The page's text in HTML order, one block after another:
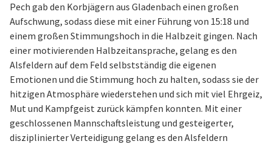
Pech gab den Korbjägern aus Gladenbach einen großen
Aufschwung, sodass diese mit einer Führung von 15:18 und
einem großen Stimmungshoch in die Halbzeit gingen. Nach
einer motivierenden Halbzeitansprache, gelang es den
Alsfeldern auf dem Feld selbstständig die eigenen
Emotionen und die Stimmung hoch zu halten, sodass sie der
hitzigen Atmosphäre wiederstehen und sich mit viel Ehrgeiz,
Mut und Kampfgeist zurück kämpfen konnten. Mit einer
geschlossenen Mannschaftsleistung und gesteigerter,
disziplinierter Verteidigung gelang es den Alsfeldern